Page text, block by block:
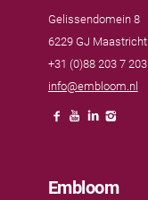
Gelissendomein 8
6229 GJ Maastricht
+31 (0)88 203 7 203
info@embloom.nl
Embloom